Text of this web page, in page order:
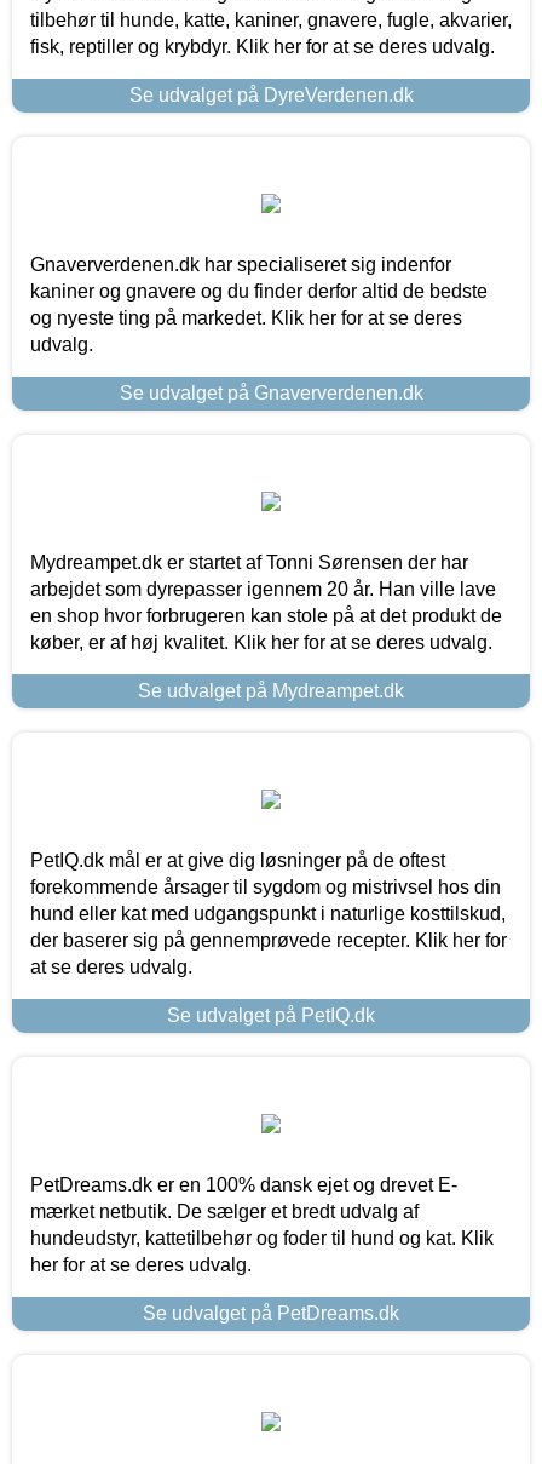
tilbehør til hunde, katte, kaniner, gnavere, fugle, akvarier,
fisk, reptiller og krybdyr. Klik her for at se deres udvalg.
Se udvalget på DyreVerdenen.dk
Gnaververdenen.dk har specialiseret sig indenfor
kaniner og gnavere og du finder derfor altid de bedste
og nyeste ting på markedet. Klik her for at se deres
udvalg.
Se udvalget på Gnaververdenen.dk
Mydreampet.dk er startet af Tonni Sørensen der har
arbejdet som dyrepasser igennem 20 år. Han ville lave
en shop hvor forbrugeren kan stole på at det produkt de
køber, er af høj kvalitet. Klik her for at se deres udvalg.
Se udvalget på Mydreampet.dk
PetIQ.dk mål er at give dig løsninger på de oftest
forekommende årsager til sygdom og mistrivsel hos din
hund eller kat med udgangspunkt i naturlige kosttilskud,
der baserer sig på gennemprøvede recepter. Klik her for
at se deres udvalg.
Se udvalget på PetIQ.dk
PetDreams.dk er en 100% dansk ejet og drevet E-
mærket netbutik. De sælger et bredt udvalg af
hundeudstyr, kattetilbehør og foder til hund og kat. Klik
her for at se deres udvalg.
Se udvalget på PetDreams.dk